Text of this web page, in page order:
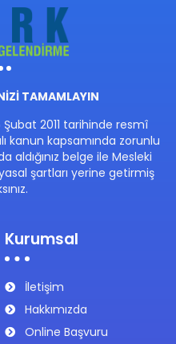
TAMAMLAYIN
2011 tarihinde resmî
kanun kapsamında zorunlu
belge ile Mesleki
şartları yerine getirmiş
Kurumsal
İletişim
Hakkımızda
Online Başvuru